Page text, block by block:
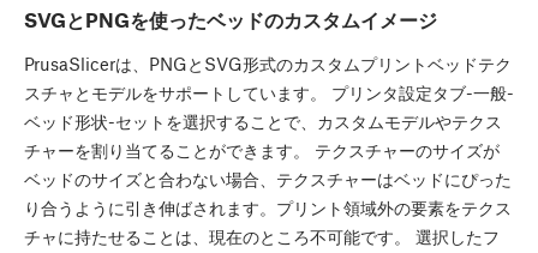
SVGとPNGを使ったベッドのカスタムイメージ
PrusaSlicerは、PNGとSVG形式のカスタムプリントベッドテク
スチャとモデルをサポートしています。 プリンタ設定タブ-一般-
ベッド形状-セットを選択することで、カスタムモデルやテクス
チャーを割り当てることができます。 テクスチャーのサイズが
ベッドのサイズと合わない場合、テクスチャーはベッドにぴった
り合うように引き伸ばされます。プリント領域外の要素をテクス
チャに持たせることは、現在のところ不可能です。 選択したフ